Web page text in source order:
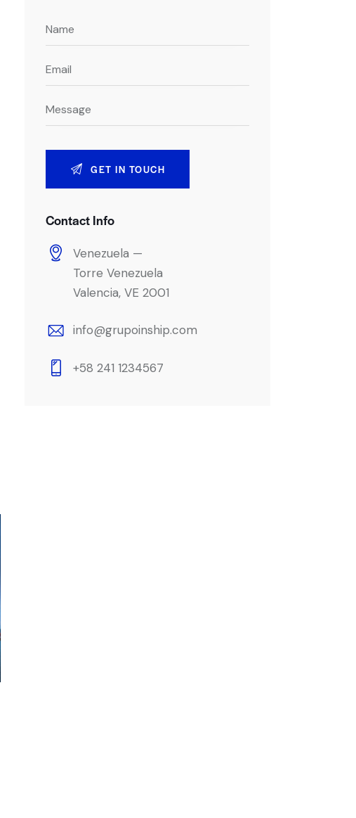
Contact Info
Venezuela —
Torre Venezuela
Valencia, VE 2001
info@grupoinship.com
+58 241 1234567